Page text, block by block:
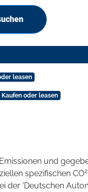
leasen
oder leasen
und
spezifischen CO2
der 'Deutschen